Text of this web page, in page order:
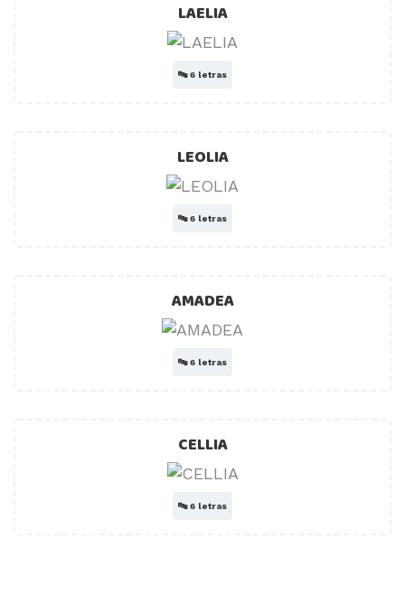
LAELIA
🔤6 letras
LEOLIA
🔤6 letras
AMADEA
🔤6 letras
CELLIA
🔤6 letras